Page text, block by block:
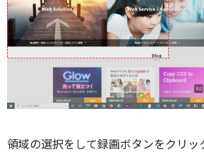
領域の選択をして録画ボタンをクリッ